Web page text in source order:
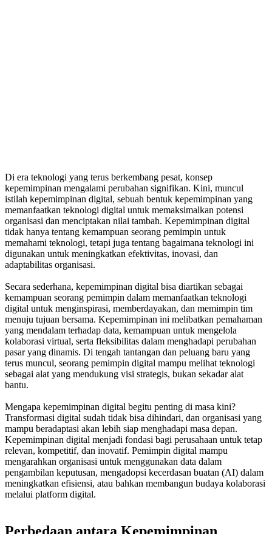
Di era teknologi yang terus berkembang pesat, konsep
kepemimpinan mengalami perubahan signifikan. Kini, muncul
istilah kepemimpinan digital, sebuah bentuk kepemimpinan yang
memanfaatkan teknologi digital untuk memaksimalkan potensi
organisasi dan menciptakan nilai tambah. Kepemimpinan digital
tidak hanya tentang kemampuan seorang pemimpin untuk
memahami teknologi, tetapi juga tentang bagaimana teknologi ini
digunakan untuk meningkatkan efektivitas, inovasi, dan
adaptabilitas organisasi.
Secara sederhana, kepemimpinan digital bisa diartikan sebagai
kemampuan seorang pemimpin dalam memanfaatkan teknologi
digital untuk menginspirasi, memberdayakan, dan memimpin tim
menuju tujuan bersama. Kepemimpinan ini melibatkan pemahaman
yang mendalam terhadap data, kemampuan untuk mengelola
kolaborasi virtual, serta fleksibilitas dalam menghadapi perubahan
pasar yang dinamis. Di tengah tantangan dan peluang baru yang
terus muncul, seorang pemimpin digital mampu melihat teknologi
sebagai alat yang mendukung visi strategis, bukan sekadar alat
bantu.
Mengapa kepemimpinan digital begitu penting di masa kini?
Transformasi digital sudah tidak bisa dihindari, dan organisasi yang
mampu beradaptasi akan lebih siap menghadapi masa depan.
Kepemimpinan digital menjadi fondasi bagi perusahaan untuk tetap
relevan, kompetitif, dan inovatif. Pemimpin digital mampu
mengarahkan organisasi untuk menggunakan data dalam
pengambilan keputusan, mengadopsi kecerdasan buatan (AI) dalam
meningkatkan efisiensi, atau bahkan membangun budaya kolaborasi
melalui platform digital.
Perbedaan antara Kepemimpinan